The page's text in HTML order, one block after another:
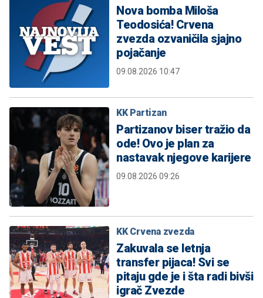
Nova bomba Miloša
Teodosića! Crvena
zvezda ozvaničila sjajno
pojačanje
09.08.2026 10:47
KK Partizan
Partizanov biser tražio da
ode! Ovo je plan za
nastavak njegove karijere
09.08.2026 09:26
KK Crvena zvezda
Zakuvala se letnja
transfer pijaca! Svi se
pitaju gde je i šta radi bivši
igrač Zvezde